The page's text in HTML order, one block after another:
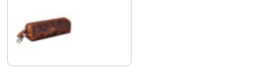
kara - cognac